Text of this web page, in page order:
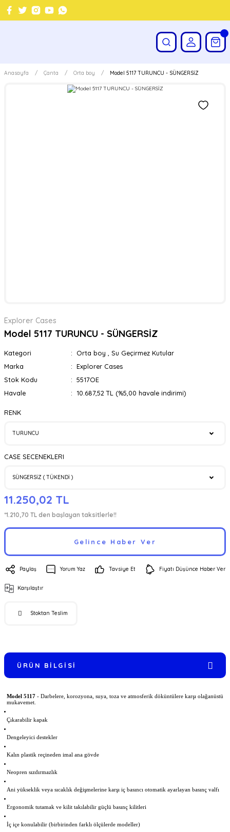
Anasayfa Çanta Orta boy Model 5117 TURUNCU - SÜNGERSİZ
Explorer Cases
Model 5117 TURUNCU - SÜNGERSİZ
Kategori Orta boy
Su Geçirmez Kutular
Marka
Explorer Cases
Stok Kodu
5517OE
Havale
10.687,52 TL (%5,00 havale indirimi)
RENK
CASE SECENEKLERI
11.250,02 TL
*1.210,70 TL den başlayan taksitlerle!!
Gelince Haber Ver
Paylaş Yorum Yaz Tavsiye Et Fiyatı Düşünce Haber Ver
Karşılaştır
Stoktan Teslim
ÜRÜN BILGISI
Model 5117 - Darbelere, korozyona, suya, toza ve atmosferik döküntülere karşı olağanüstü
mukavemet.
Çıkarabilir kapak
Dengeleyici destekler
Kalın plastik reçineden imal ana gövde
Neopren sızdırmazlık
Ani yükseklik veya sıcaklık değişmelerine karşı iç basıncı otomatik ayarlayan basınç valfı
Ergonomik tutamak ve kilit takılabilir güçlü basınç kilitleri
İç içe konulabilir (birbirinden farklı ölçülerde modeller)